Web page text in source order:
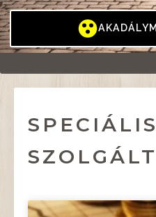
SPECIÁLIS